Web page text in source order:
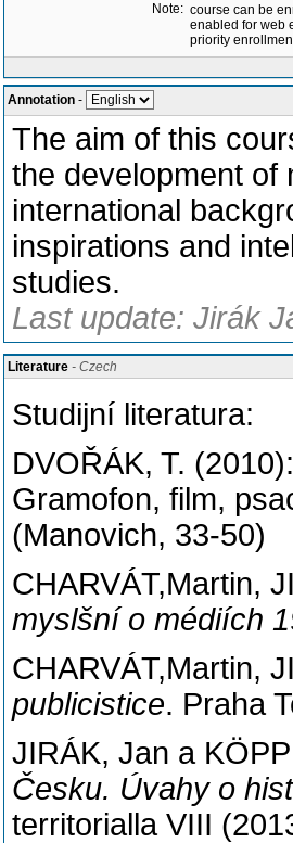
Note: course can be
enabled for web
priority
Annotation -
The aim of this
the development of
international
inspirations and
studies.
Last update: Jirák
Literature - Czech
Studijní literatura:
DVOŘÁK, T. (2010):
Gramofon, film,
(Manovich, 33-50)
CHARVÁT,Martin,
myslšní o médiích
CHARVÁT,Martin,
publicistice. Praha
JIRÁK, Jan a
Česku. Úvahy o
territorialla VIII